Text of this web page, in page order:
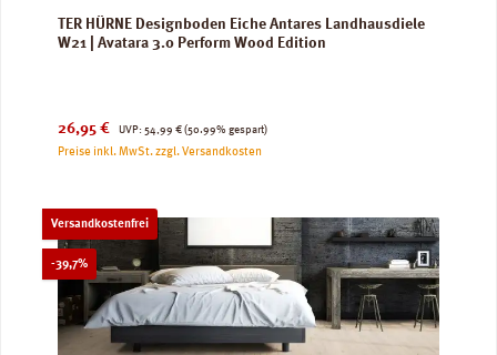
TER HÜRNE Designboden Eiche Antares Landhausdiele
W21 | Avatara 3.0 Perform Wood Edition
Verkaufspreis:
26,95 € UVP:
Regulärer Preis:
54,99 € (50.99% gespart)
Preise inkl. MwSt. zzgl. Versandkosten
Versandkostenfrei
-39,7%Rabatt